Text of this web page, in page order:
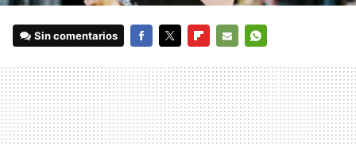
Sin comentarios
MAIL